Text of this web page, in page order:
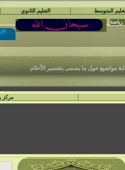
المتوسط التعليم الثانوي
رياضة
الْمُجِدّ التَّعْلِيمِيَّة
مواضيع حول ما يسمى بتفسير الأحلام
مركز